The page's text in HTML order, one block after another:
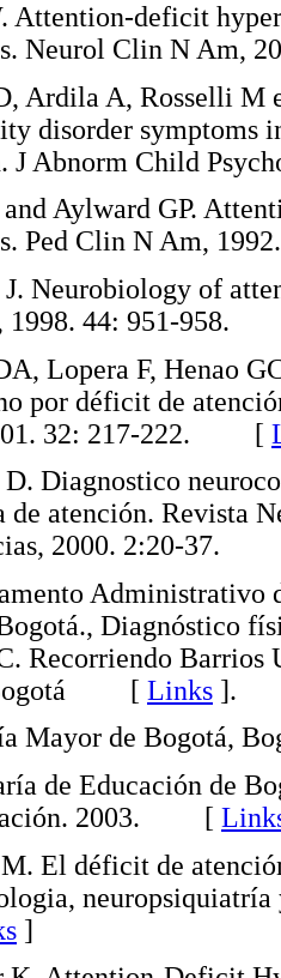
Attention-deficit
Neurol Clin N
Ardila A, Rosselli M
disorder symptoms
J Abnorm Child
Aylward GP.
Ped Clin N Am,
J. Neurobiology of
1998. 44: 951-
Lopera F, Henao
por déficit de
32: 217-222. [
D. Diagnostico
de atención. Revista
2000. 2:20-
Diagnóstico
Recorriendo Barrios
Bogotá [ Links ].
Mayor de Bogotá,
de Educación de
2003. [
El déficit de
]